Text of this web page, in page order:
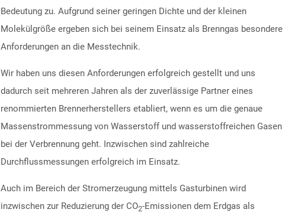
Bedeutung zu. Aufgrund seiner geringen Dichte und der kleinen
Molekülgröße ergeben sich bei seinem Einsatz als Brenngas besondere
Anforderungen an die Messtechnik.
Wir haben uns diesen Anforderungen erfolgreich gestellt und uns
dadurch seit mehreren Jahren als der zuverlässige Partner eines
renommierten Brennerherstellers etabliert, wenn es um die genaue
Massenstrommessung von Wasserstoff und wasserstoffreichen Gasen
bei der Verbrennung geht. Inzwischen sind zahlreiche
Durchflussmessungen erfolgreich im Einsatz.
Auch im Bereich der Stromerzeugung mittels Gasturbinen wird
inzwischen zur Reduzierung der CO2-Emissionen dem Erdgas als